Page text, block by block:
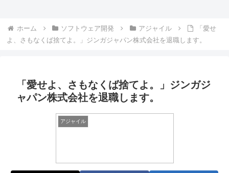
ホーム ソフトウェア開発 アジャイル
「愛せ
よ、さもなくば捨てよ。」ジンガジャパン株式会社を退職します。
「愛せよ、さもなくば捨てよ。」ジンガジ
ャパン株式会社を退職します。
アジャイル